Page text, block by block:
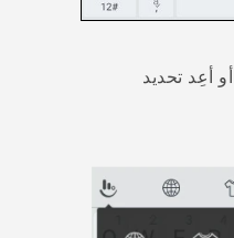
أعِد تحديد